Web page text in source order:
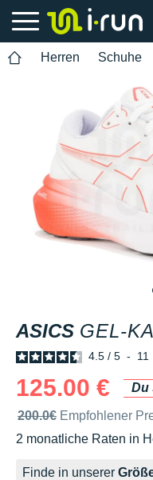
Herren Schuhe
ASICS GEL-
4.5 / 5 - 11
125.00 €
Du
Unverbindliche
200.0€ Empfohlener
2 monatliche Raten in
Ohne Zusatzkosten
Finde in unserer